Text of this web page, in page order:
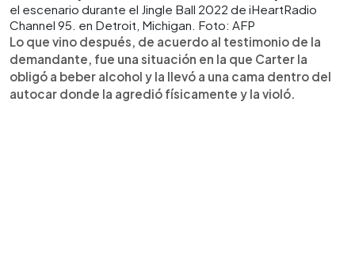
el escenario durante el Jingle Ball 2022 de iHeartRadio
Channel 95. en Detroit, Michigan. Foto: AFP
Lo que vino después, de acuerdo al testimonio de la
demandante, fue una situación en la que Carter la
obligó a beber alcohol y la llevó a una cama dentro del
autocar donde la agredió físicamente y la violó.